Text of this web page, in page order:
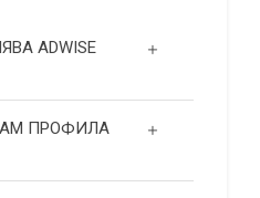
ADWISE
ПРОФИЛА